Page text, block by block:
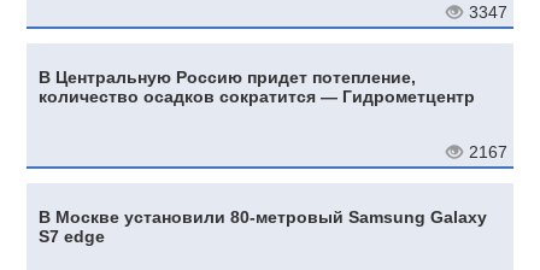
3347
В Центральную Россию придет потепление,
количество осадков сократится — Гидрометцентр
2167
В Москве установили 80-метровый Samsung Galaxy
S7 edge